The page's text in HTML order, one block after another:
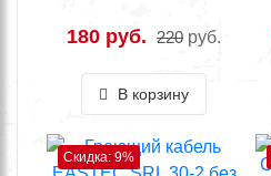
180 руб. 220 руб.
В корзину
Скидка: 9%